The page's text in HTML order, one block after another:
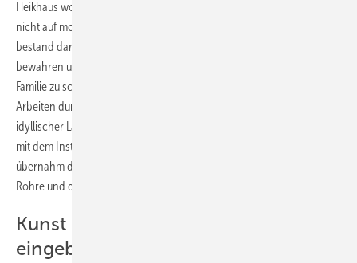
Heikhaus wollte die Originalität seines Hauses erhalten, dabei jedoch
nicht auf modernen Komfort verzichten. Die Herausforderung
bestand darin, die Balance zu finden, um das historische Erbe zu
bewahren und gleichzeitig ein komfortables Wohnumfeld für seine
Familie zu schaffen. Um im Budgetrahmen zu bleiben, erfolgten einige
Arbeiten durch Eigenleistung: Das Reetdachhaus, umgeben von
idyllischer Landschaft, wurde vom Künstler in enger Zusammenarbeit
mit dem Installateurbetrieb Kießling GmbH restauriert. Dieser
übernahm die Installation sämtlicher Installationswände, Anschlüsse,
Rohre und die Montage der Badezimmermöbel und -keramiken.
Kunst harmonisch ins Bad
eingebunden